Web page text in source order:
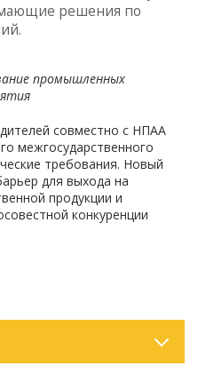
решения по
промышленных
совместно с НПАА
межгосударственного
требования. Новый
для выхода на
продукции и
конкуренции